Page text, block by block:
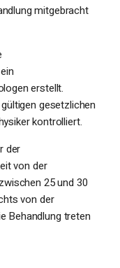
mitgebracht
erstellt.
gesetzlichen
kontrolliert.
der
von der
25 und 30
von der
Behandlung treten